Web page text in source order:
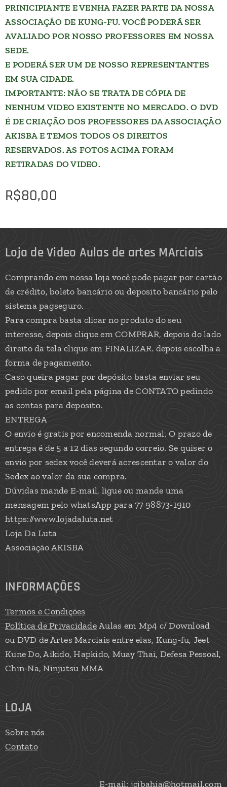
PRINICIPIANTE E VENHA FAZER PARTE DA NOSSA
ASSOCIAÇÃO DE KUNG-FU. VOCÊ PODERÁ SER
AVALIADO POR NOSSO PROFESSORES EM NOSSA
SEDE.
E PODERÁ SER UM DE NOSSO REPRESENTANTES
EM SUA CIDADE.
IMPORTANTE: NÃO SE TRATA DE CÓPIA DE
NENHUM VIDEO EXISTENTE NO MERCADO. O DVD
É DE CRIAÇÃO DOS PROFESSORES DA ASSOCIAÇÃO
AKISBA E TEMOS TODOS OS DIREITOS
RESERVADOS. AS FOTOS ACIMA FORAM
RETIRADAS DO VIDEO.
R$80,00
Loja de Video Aulas de artes MArciais
Comprando em nossa loja você pode pagar por cartão
de crédito, boleto bancário ou deposito bancário pelo
sistema pagseguro.
Para compra basta clicar no produto do seu
interesse, depois clique em COMPRAR, depois do lado
direito da tela clique em FINALIZAR. depois escolha a
forma de pagamento.
Caso queira pagar por depósito basta enviar seu
pedido por email pela página de CONTATO pedindo
as contas para deposito.
ENTREGA
O envio é gratis por encomenda normal. O prazo de
entrega é de 5 a 12 dias segundo correio. Se quiser o
envio por sedex você deverá acrescentar o valor do
Sedex ao valor da sua compra.
Dúvidas mande E-mail, ligue ou mande uma
mensagem pelo whatsApp para 77 98873-1910
https://www.lojadaluta.net
Loja Da Luta
Associação AKISBA
INFORMAÇÕES
Termos e Condições
Política de PrivacidadeAulas em Mp4 c/ Download
ou DVD de Artes Marciais entre elas, Kung-fu, Jeet
Kune Do, Aikido, Hapkido, Muay Thai, Defesa Pessoal,
Chin-Na, Ninjutsu MMA
LOJA
Sobre nós
Contato
E-mail: jcjbahia@hotmail.com